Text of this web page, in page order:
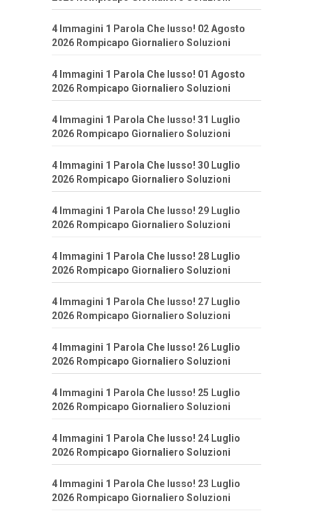
4 Immagini 1 Parola Che lusso! 02 Agosto
2026 Rompicapo Giornaliero Soluzioni
4 Immagini 1 Parola Che lusso! 01 Agosto
2026 Rompicapo Giornaliero Soluzioni
4 Immagini 1 Parola Che lusso! 31 Luglio
2026 Rompicapo Giornaliero Soluzioni
4 Immagini 1 Parola Che lusso! 30 Luglio
2026 Rompicapo Giornaliero Soluzioni
4 Immagini 1 Parola Che lusso! 29 Luglio
2026 Rompicapo Giornaliero Soluzioni
4 Immagini 1 Parola Che lusso! 28 Luglio
2026 Rompicapo Giornaliero Soluzioni
4 Immagini 1 Parola Che lusso! 27 Luglio
2026 Rompicapo Giornaliero Soluzioni
4 Immagini 1 Parola Che lusso! 26 Luglio
2026 Rompicapo Giornaliero Soluzioni
4 Immagini 1 Parola Che lusso! 25 Luglio
2026 Rompicapo Giornaliero Soluzioni
4 Immagini 1 Parola Che lusso! 24 Luglio
2026 Rompicapo Giornaliero Soluzioni
4 Immagini 1 Parola Che lusso! 23 Luglio
2026 Rompicapo Giornaliero Soluzioni